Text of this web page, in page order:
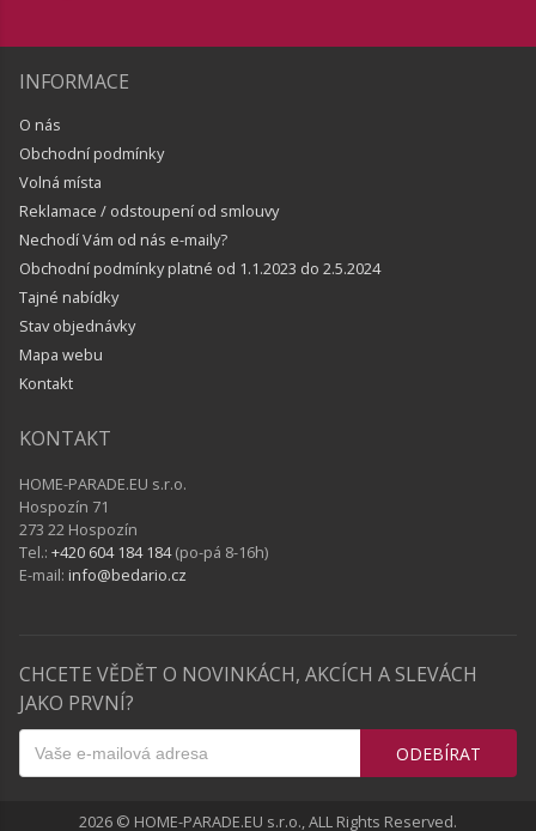
INFORMACE
O nás
Obchodní podmínky
Volná místa
Reklamace / odstoupení od smlouvy
Nechodí Vám od nás e-maily?
Obchodní podmínky platné od 1.1.2023 do 2.5.2024
Tajné nabídky
Stav objednávky
Mapa webu
Kontakt
KONTAKT
HOME-PARADE.EU s.r.o.
Hospozín 71
273 22 Hospozín
Tel.: +420 604 184 184(po-pá 8-16h)
E-mail: info@bedario.cz
CHCETE VĚDĚT O NOVINKÁCH, AKCÍCH A SLEVÁCH
JAKO PRVNÍ?
ODEBÍRAT
2026 © HOME-PARADE.EU s.r.o., ALL Rights Reserved.